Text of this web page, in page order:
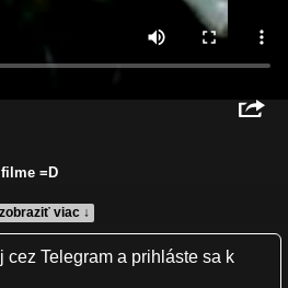
zobraziť viac ↓
=D
cez Telegram a prihláste sa k